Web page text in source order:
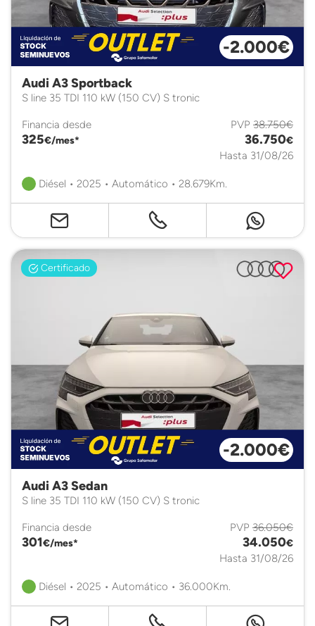
-2.000€
Audi A3 Sportback
S line 35 TDI 110 kW (150 CV) S tronic
Financia desde
325€/mes*
PVP 38.750€
36.750€
Hasta 31/08/26
Diésel • 2025 • Automático • 28.679Km.
Certificado
-2.000€
Audi A3 Sedan
S line 35 TDI 110 kW (150 CV) S tronic
Financia desde
301€/mes*
PVP 36.050€
34.050€
Hasta 31/08/26
Diésel • 2025 • Automático • 36.000Km.